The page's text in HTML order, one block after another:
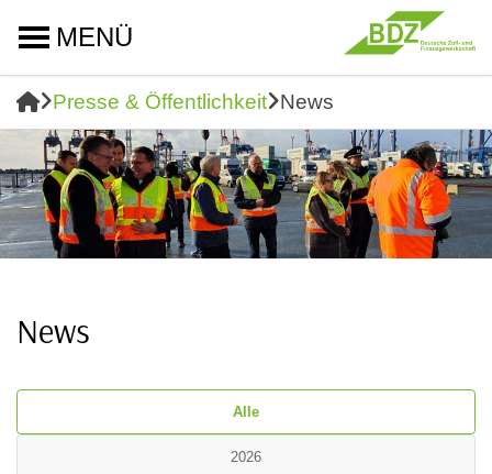
MENÜ
Presse & Öffentlichkeit News
News
Alle
2026